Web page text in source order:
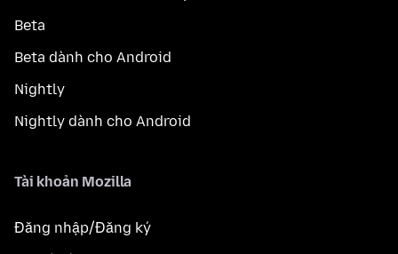
Beta
Beta dành cho Android
Nightly
Nightly dành cho Android
Tài khoản Mozilla
Đăng nhập/Đăng ký